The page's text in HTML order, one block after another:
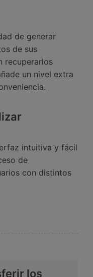
de generar
de sus
recuperarlos
un nivel extra
intuitiva y fácil
de
con distintos
los